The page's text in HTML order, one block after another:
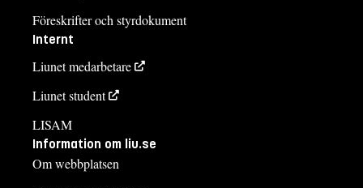
Föreskrifter och styrdokument
Internt
Liunet medarbetare
Liunet student
LISAM
Information om liu.se
Om webbplatsen